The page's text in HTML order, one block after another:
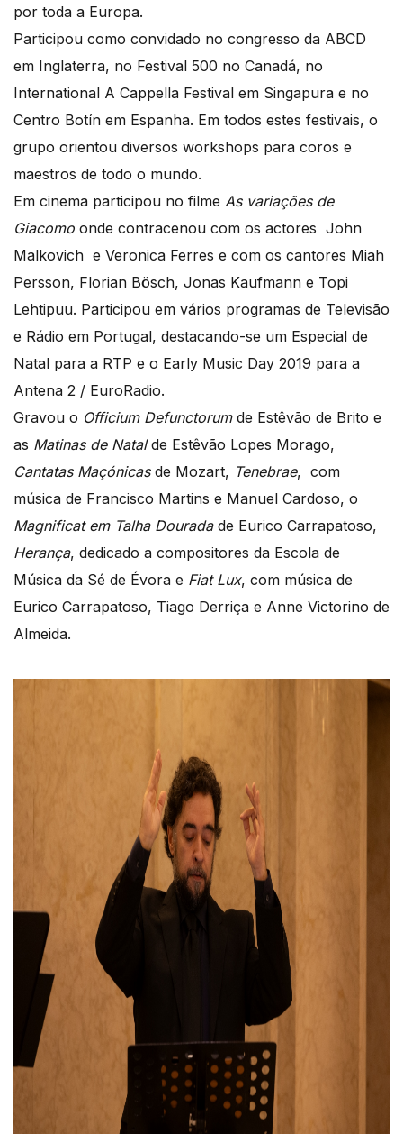
por toda a Europa.
Participou como convidado no congresso da ABCD
em Inglaterra, no Festival 500 no Canadá, no
International A Cappella Festival em Singapura e no
Centro Botín em Espanha. Em todos estes festivais, o
grupo orientou diversos workshops para coros e
maestros de todo o mundo.
Em cinema participou no filme As variações de
Giacomo onde contracenou com os actores John
Malkovich e Veronica Ferres e com os cantores Miah
Persson, Florian Bösch, Jonas Kaufmann e Topi
Lehtipuu. Participou em vários programas de Televisão
e Rádio em Portugal, destacando-se um Especial de
Natal para a RTP e o Early Music Day 2019 para a
Antena 2 / EuroRadio.
Gravou o Officium Defunctorumde Estêvão de Brito e
as Matinas de Natalde Estêvão Lopes Morago,
Cantatas Maçónicasde Mozart, Tenebrae, com
música de Francisco Martins e Manuel Cardoso, o
Magnificat em Talha Douradade Eurico Carrapatoso,
Herança, dedicado a compositores da Escola de
Música da Sé de Évora e Fiat Lux, com música de
Eurico Carrapatoso, Tiago Derriça e Anne Victorino de
Almeida.